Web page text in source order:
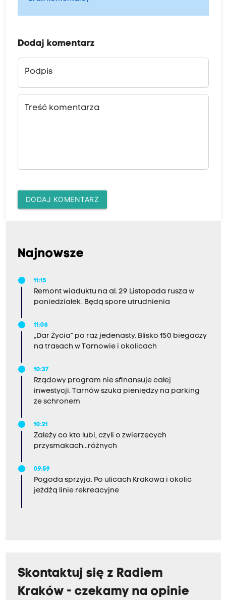
Dodaj komentarz
Podpis
Treść komentarza
DODAJ KOMENTARZ
Najnowsze
11:15
Remont wiaduktu na al. 29 Listopada rusza w
poniedziałek. Będą spore utrudnienia
11:08
„Dar Życia” po raz jedenasty. Blisko 150 biegaczy
na trasach w Tarnowie i okolicach
10:37
Rządowy program nie sfinansuje całej
inwestycji. Tarnów szuka pieniędzy na parking
ze schronem
10:21
Zależy co kto lubi, czyli o zwierzęcych
przysmakach...różnych
09:59
Pogoda sprzyja. Po ulicach Krakowa i okolic
jeżdżą linie rekreacyjne
Skontaktuj się z Radiem
Kraków - czekamy na opinie